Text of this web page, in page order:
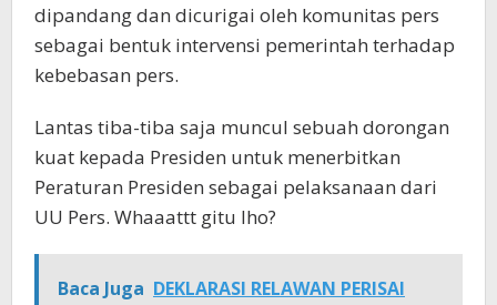
dipandang dan dicurigai oleh komunitas pers
sebagai bentuk intervensi pemerintah terhadap
kebebasan pers.
Lantas tiba-tiba saja muncul sebuah dorongan
kuat kepada Presiden untuk menerbitkan
Peraturan Presiden sebagai pelaksanaan dari
UU Pers. Whaaattt gitu lho?
Baca Juga DEKLARASI RELAWAN PERISAI